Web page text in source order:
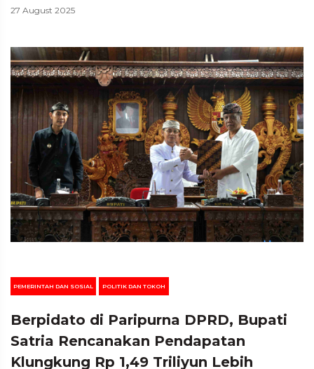
27 August 2025
PEMERINTAH DAN SOSIAL POLITIK DAN TOKOH
Berpidato di Paripurna DPRD, Bupati
Satria Rencanakan Pendapatan
Klungkung Rp 1,49 Triliyun Lebih